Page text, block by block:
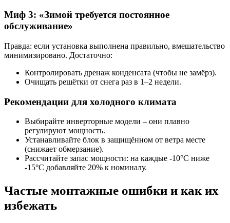
Миф 3: «Зимой требуется постоянное
обслуживание»
Правда: если установка выполнена правильно, вмешательство
минимизировано. Достаточно:
Контролировать дренаж конденсата (чтобы не замёрз).
Очищать решётки от снега раз в 1–2 недели.
Рекомендации для холодного климата
Выбирайте инверторные модели – они плавно
регулируют мощность.
Устанавливайте блок в защищённом от ветра месте
(снижает обмерзание).
Рассчитайте запас мощности: на каждые -10°C ниже
-15°C добавляйте 20% к номиналу.
Частые монтажные ошибки и как их
избежать